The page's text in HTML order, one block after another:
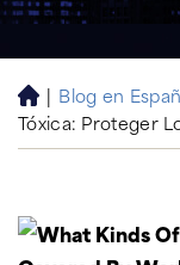
H
o
m
| Blog en
Tóxica: Proteger